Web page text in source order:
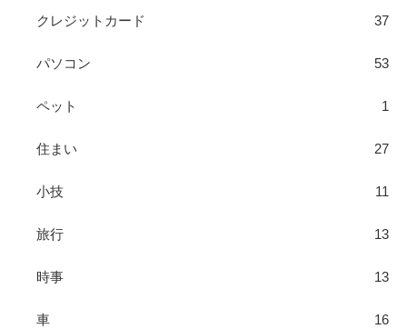
クレジットカード 37
パソコン 53
ペット 1
住まい 27
小技 11
旅行 13
時事 13
車 16